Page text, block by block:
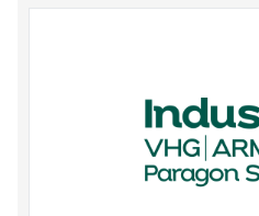
Referenzstandards für die
Organische Referenzstandards
Anorganische Referenzstandards
Laborvergleichsuntersuchungen